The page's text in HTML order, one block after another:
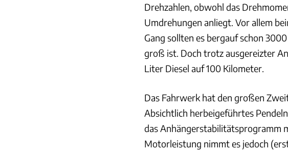
Drehzahlen, obwohl das
Umdrehungen anliegt. Vor allem
Gang sollten es bergauf schon
groß ist. Doch trotz ausgereizter
Liter Diesel auf 100 Kilometer.
Das Fahrwerk hat den großen
Absichtlich herbeigeführtes
das Anhängerstabilitätsprogramm
Motorleistung nimmt es jedoch